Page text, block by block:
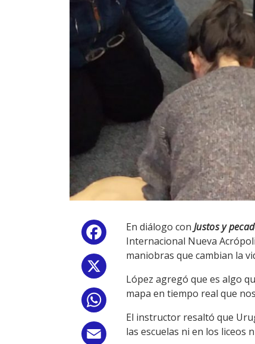
Facebook
WhatsApp
Email
En diálogo con Justos y
Internacional Nueva
maniobras que cambian la
López agregó que es algo
mapa en tiempo real que
El instructor resaltó que
las escuelas ni en los liceos